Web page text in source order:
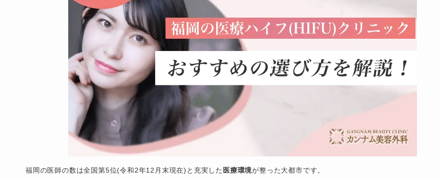
福岡の医師の数は全国第5位(令和2年12月末現在)と充実した 医療環境が整った大都市です。